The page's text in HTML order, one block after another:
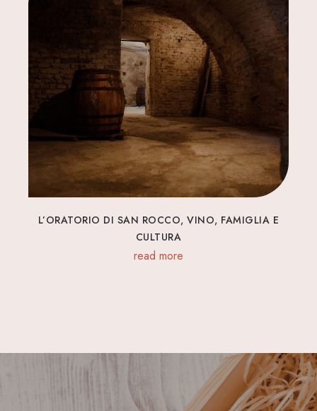
L’ORATORIO DI SAN ROCCO, VINO, FAMIGLIA E
CULTURA
read more